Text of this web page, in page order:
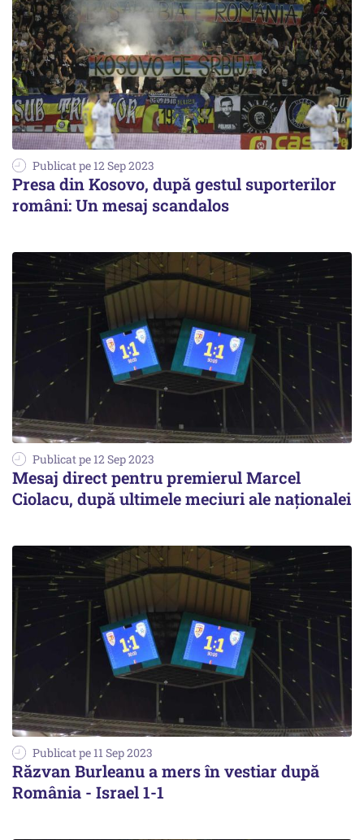
Publicat pe 12 Sep 2023
Presa din Kosovo, după gestul suporterilor
români: Un mesaj scandalos
Publicat pe 12 Sep 2023
Mesaj direct pentru premierul Marcel
Ciolacu, după ultimele meciuri ale naţionalei
Publicat pe 11 Sep 2023
Răzvan Burleanu a mers în vestiar după
România - Israel 1-1